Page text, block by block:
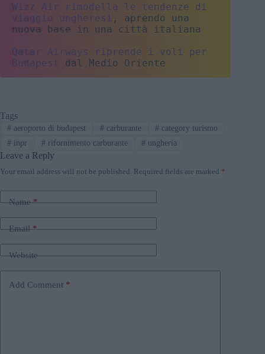
Wizz Air rimodella le tendenze di
viaggio ungheresi , aprendo una
nuova base in una città italiana
Qatar Airways riprende i voli per
Budapest
dal Medio Oriente
Tags
#aeroporto di budapest #carburante # category turismo
#inpr #rifornimento carburante # ungheria
Leave a Reply
Your email address will not be published. Required fields are marked *
Name*
Email*
Website
Add Comment *